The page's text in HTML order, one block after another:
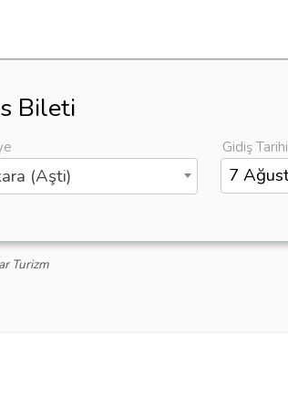
Bileti
(Aşti)
Gidiş Tarihi
Turizm